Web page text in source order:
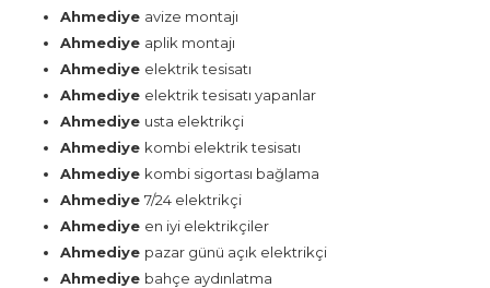
Ahmediye avize montajı
Ahmediye aplik montajı
Ahmediye elektrik tesisatı
Ahmediye elektrik tesisatı yapanlar
Ahmediye usta elektrikçi
Ahmediye kombi elektrik tesisatı
Ahmediye kombi sigortası bağlama
Ahmediye 7/24 elektrikçi
Ahmediye en iyi elektrikçiler
Ahmediye pazar günü açık elektrikçi
Ahmediye bahçe aydınlatma